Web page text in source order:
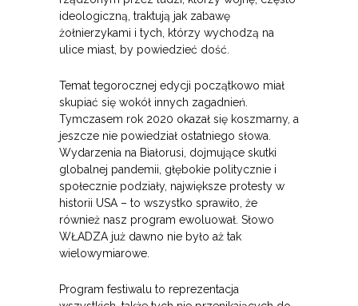
ideologiczną, traktują jak zabawę
żołnierzykami i tych, którzy wychodzą na
ulice miast, by powiedzieć dość.
Temat tegorocznej edycji początkowo miał
skupiać się wokół innych zagadnień.
Tymczasem rok 2020 okazał się koszmarny, a
jeszcze nie powiedział ostatniego słowa.
Wydarzenia na Białorusi, dojmujące skutki
globalnej pandemii, głębokie politycznie i
społecznie podziały, największe protesty w
historii USA – to wszystko sprawiło, że
również nasz program ewoluował. Słowo
WŁADZA już dawno nie było aż tak
wielowymiarowe.
Program festiwalu to reprezentacja